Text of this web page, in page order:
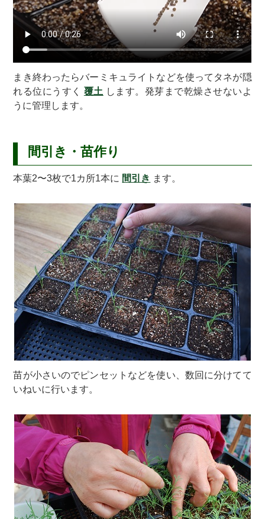
まき終わったらバーミキュライトなどを使ってタネが隠
れる位にうすく
覆土 します。発芽まで乾燥させないよ
うに管理します。
間引き・苗作り
本葉2〜3枚で1カ所1本に 間引き ます。
苗が小さいのでピンセットなどを使い、数回に分けてて
いねいに行います。